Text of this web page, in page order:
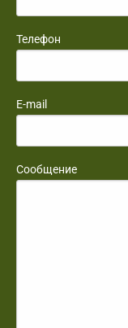
Телефон
E-mail
Сообщение